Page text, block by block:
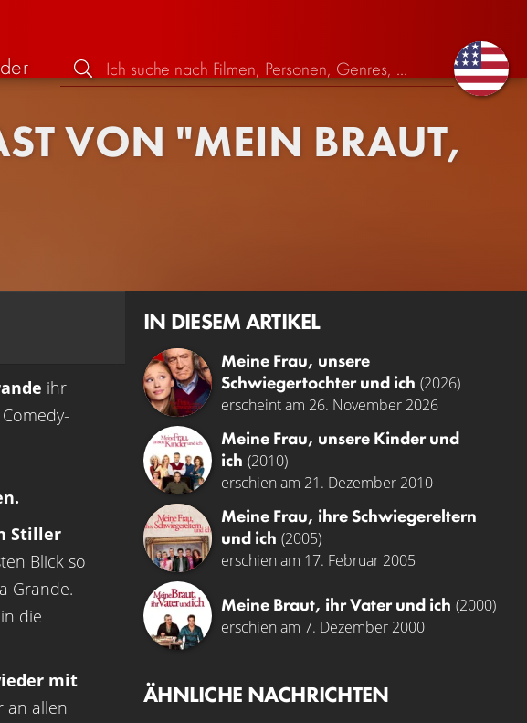
VON "MEIN BRAUT, I
ihr
Stiller
Blick so
Grande.
in die
mit
an allen
IN DIESEM ARTIKEL
Meine Frau, unsere
Schwiegertochter und ich (2026)
erscheint am 26. November 2026
Meine Frau, unsere Kinder und
ich (2010)
erschien am 21. Dezember 2010
Meine Frau, ihre Schwiegereltern
und ich (2005)
erschien am 17. Februar 2005
Meine Braut, ihr Vater und ich (2000)
erschien am 7. Dezember 2000
ÄHNLICHE NACHRICHTEN